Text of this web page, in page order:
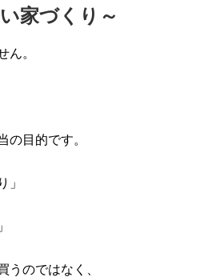
家づくり～
ん。
の目的です。
」
うのではなく、